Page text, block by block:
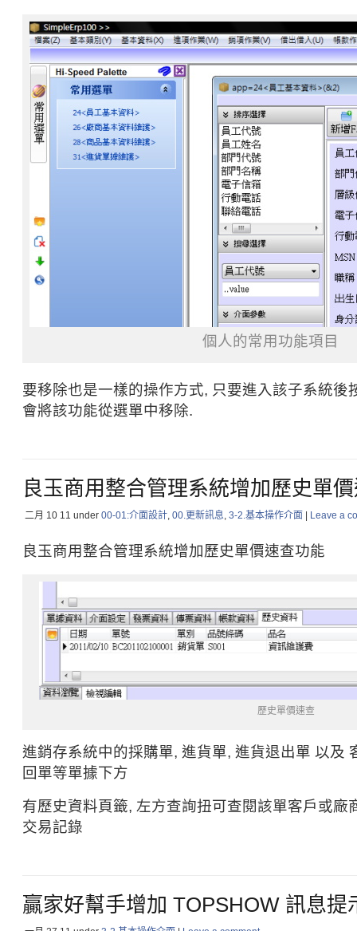
個人的常用功能項目
要移除也是一樣的操作方式, 只要進入該子系統後
會將該功能從選單中移除.
良玉商用整合管理系統增加歷史單
二月 10 11 under 00-01:介面設計, 00.更新訊息, 3-2.基本操作介面 Leave a
良玉商用整合管理系統增加歷史單價速查功能
歷史單價速查
進銷存系統中的採購單, 進貨單, 進貨退出單 以及
回單等單據下方
有歷史資料頁籤, 左方查詢扭可查閱該單客戶或廠
交易記錄
贏家好幫手增加 TOPSHOW 訊息提